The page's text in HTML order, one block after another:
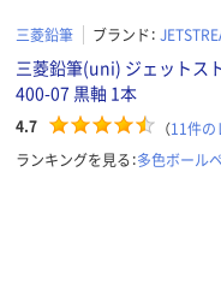
三菱鉛筆 ブランド：
三菱鉛筆(uni) ジェットス
400-07 黒軸 1本
4.7 （11件の
ランキングを見る：多色ボール